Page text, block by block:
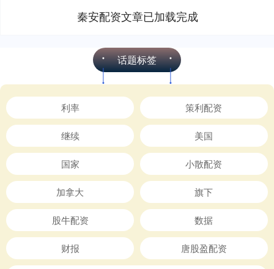
秦安配资文章已加载完成
话题标签
利率 策利配资
继续 美国
国家 小散配资
加拿大 旗下
股牛配资 数据
财报 唐股盈配资